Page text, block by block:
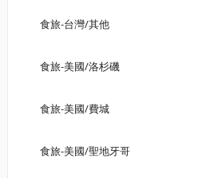
食旅-台灣/其他
食旅-美國/洛杉磯
食旅-美國/費城
食旅-美國/聖地牙哥